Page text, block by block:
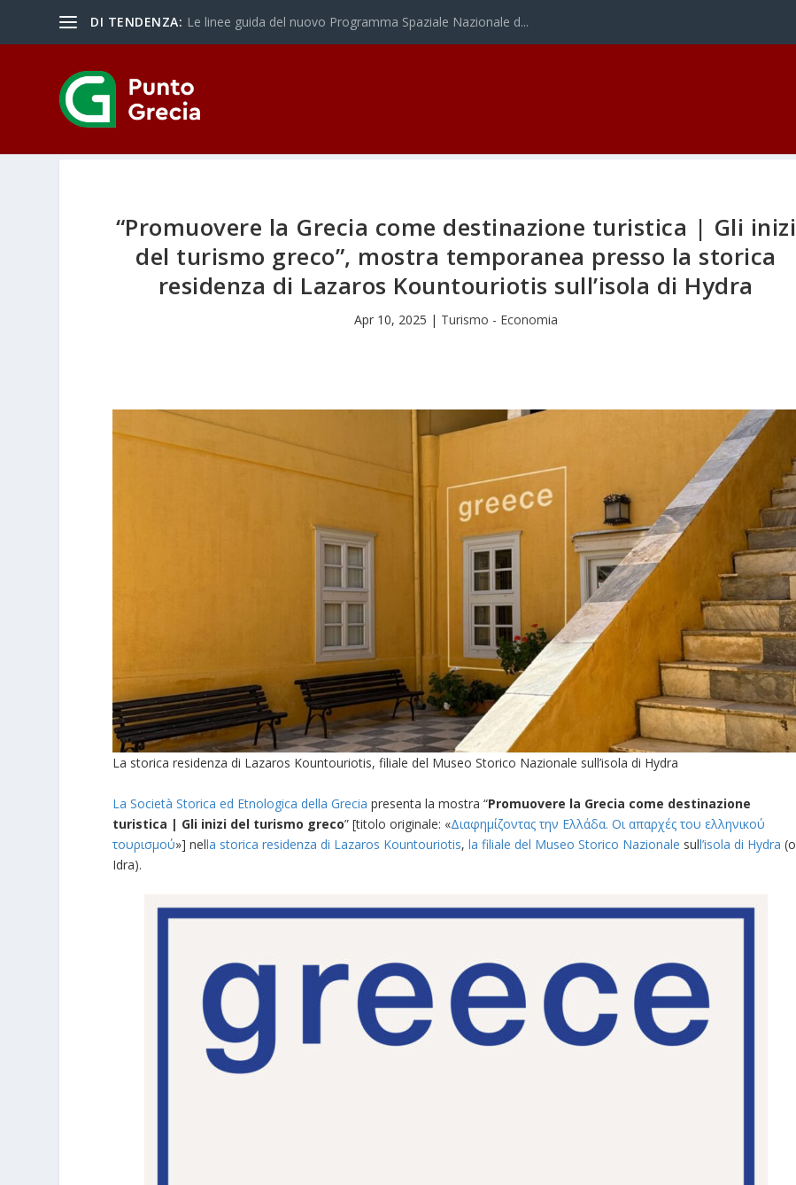
DI TENDENZA: Le linee guida del nuovo Programma Spaziale Nazionale d...
“Promuovere la Grecia come destinazione turistica | Gli inizi
del turismo greco”, mostra temporanea presso la storica
residenza di Lazaros Kountouriotis sull’isola di Hydra
Apr 10, 2025 | Turismo - Economia
La storica residenza di Lazaros Kountouriotis, filiale del Museo Storico Nazionale sull’isola di Hydra
La Società Storica ed Etnologica della Grecia presenta la mostra “Promuovere la Grecia come destinazione
turistica | Gli inizi del turismo greco” [titolo originale: «Διαφημίζοντας την Ελλάδα. Οι απαρχές του ελληνικού
τουρισμού»] nella storica residenza di Lazaros Kountouriotis,la filiale del Museo Storico Nazionale sull’isola di Hydra (o
Idra).